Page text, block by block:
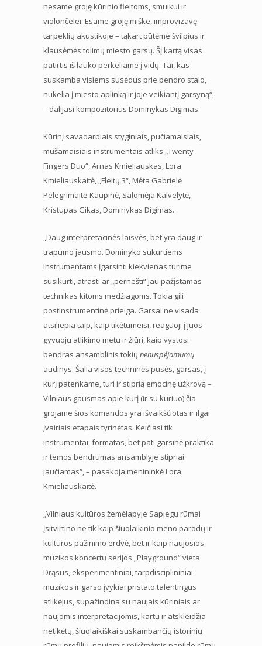
nesame groję kūrinio fleitoms, smuikui ir
violončelei. Esame groję miške, improvizavę
tarpeklių akustikoje – tąkart pūtėme švilpius ir
klausėmės tolimų miesto garsų. Šį kartą visas
patirtis iš lauko perkeliame į vidų. Tai, kas
suskamba visiems susėdus prie bendro stalo,
nukelia į miesto aplinką ir joje veikiantį garsyną“,
– dalijasi kompozitorius Dominykas Digimas.
Kūrinį savadarbiais styginiais, pučiamaisiais,
mušamaisiais instrumentais atliks „Twenty
Fingers Duo“, Arnas Kmieliauskas, Lora
Kmieliauskaitė, „Fleitų 3“, Mėta Gabrielė
Pelegrimaitė-Kaupinė, Salomėja Kalvelytė,
Kristupas Gikas, Dominykas Digimas.
„Daug interpretacinės laisvės, bet yra daug ir
trapumo jausmo. Dominyko sukurtiems
instrumentams įgarsinti kiekvienas turime
susikurti, atrasti ar „pernešti“ jau pažįstamas
technikas kitoms medžiagoms. Tokia gili
postinstrumentinė prieiga. Garsai ne visada
atsiliepia taip, kaip tikėtumeisi, reaguoji į juos
gyvuoju atlikimo metu ir žiūri, kaip vystosi
bendras ansamblinis tokių nenuspėjamumų
audinys. Šalia visos techninės pusės, garsas, į
kurį patenkame, turi ir stiprią emocinę užkrovą –
Vilniaus gausmas apie kurį (ir su kuriuo) čia
grojame šios komandos yra išvaikščiotas ir ilgai
įvairiais etapais tyrinėtas. Keičiasi tik
instrumentai, formatas, bet pati garsinė praktika
ir temos bendrumas ansamblyje stipriai
jaučiamas“, – pasakoja menininkė Lora
Kmieliauskaitė.
„Vilniaus kultūros žemėlapyje Sapiegų rūmai
įsitvirtino ne tik kaip šiuolaikinio meno parodų ir
kultūros pažinimo erdvė, bet ir kaip naujosios
muzikos koncertų serijos „Playground“ vieta.
Drąsūs, eksperimentiniai, tarpdisciplininiai
muzikos ir garso įvykiai pristato talentingus
atlikėjus, supažindina su naujais kūriniais ar
naujomis interpretacijomis, kartu ir atskleidžia
netikėtų, šiuolaikiškai suskambančių istorinių